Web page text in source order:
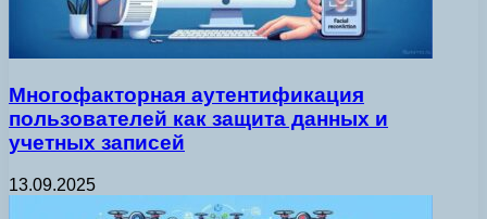
Многофакторная аутентификация
пользователей как защита данных и
учетных записей
13.09.2025